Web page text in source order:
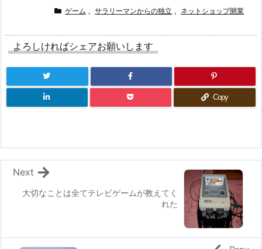
ゲーム , サラリーマンからの独立 , ネットショップ開業
よろしければシェアお願いします
Copy
大切なことは全てテレビゲームが教えてく
れた
Next